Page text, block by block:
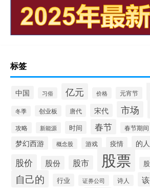
标签
中国 习俗 亿元 价格 元宵节
冬季 创业板 唐代 宋代 市场
攻略 新能源 时间 春节 春节期间
梦幻西游 概念股 游戏 疫情 的人
股价 股份 股市 股票
自己的 行业 证券公司 诗人